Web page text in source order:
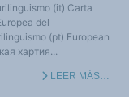
(it) Carta
del
(pt) European
хартия...
LEER MÁS…